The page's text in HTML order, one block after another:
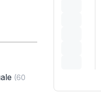
(60